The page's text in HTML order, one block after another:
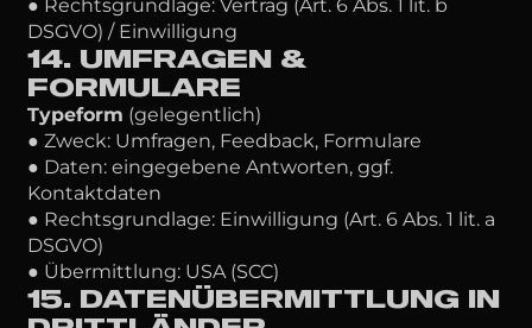
● Rechtsgrundlage: Vertrag (Art. 6 Abs. 1 lit. b
DSGVO) / Einwilligung
14. UMFRAGEN &
FORMULARE
Typeform (gelegentlich)
● Zweck: Umfragen, Feedback, Formulare
● Daten: eingegebene Antworten, ggf.
Kontaktdaten
● Rechtsgrundlage: Einwilligung (Art. 6 Abs. 1 lit. a
DSGVO)
● Übermittlung: USA (SCC)
15. DATENÜBERMITTLUNG IN